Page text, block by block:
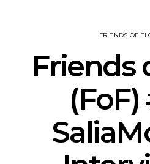
FRIENDS OF
Friends
(FoF)